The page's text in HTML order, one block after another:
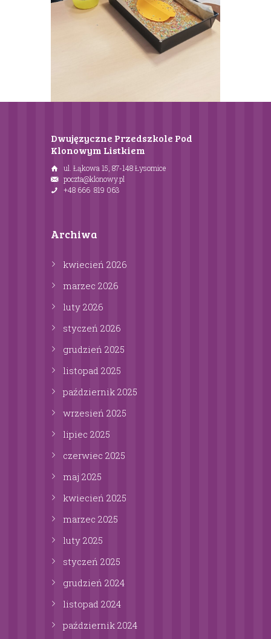
Dwujęzyczne Przedszkole Pod
Klonowym Listkiem
ul. Łąkowa 15, 87-148 Łysomice
poczta@klonowy.pl
+48 666 819 063
Archiwa
kwiecień 2026
marzec 2026
luty 2026
styczeń 2026
grudzień 2025
listopad 2025
październik 2025
wrzesień 2025
lipiec 2025
czerwiec 2025
maj 2025
kwiecień 2025
marzec 2025
luty 2025
styczeń 2025
grudzień 2024
listopad 2024
październik 2024